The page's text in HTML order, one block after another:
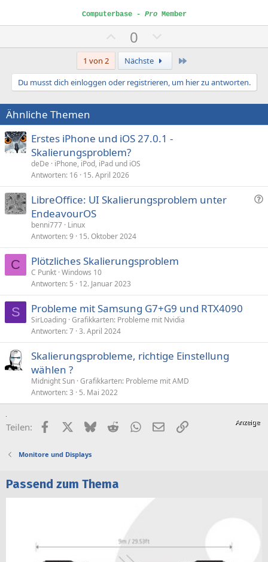
m
m
e
m
m
e
Computerbase - ProMember
o
s
i
t
i
v
e
S
t
i
m
m
0
e
g
a
t
i
v
e
m
m
1 von 2 Nächste
Du musst dich einloggen oder registrieren, um hier zu antworten.
Ähnliche Themen
Erstes iPhone und iOS 27.0.1 -
Skalierungsproblem?
deDe
iPhone, iPod, iPad und iOS
Antworten 16 15. April 2026
F
e
LibreOffice: UI Skalierungsproblem unter
EndeavourOS
benni777 Linux
Antworten 9 15. Oktober 2024
C Plötzliches Skalierungsproblem
C Punkt Windows 10
Antworten 5 12. Januar 2023
S Probleme mit Samsung G7+G9 und RTX4090
SirLoading Grafikkarten: Probleme mit Nvidia
Antworten 7 3. April 2024
Skalierungsprobleme, richtige Einstellung
wählen ?
Midnight Sun Grafikkarten: Probleme mit AMD
Antworten 3 5. Mai 2022
Teilen: FacebookX (Twitter)
BlueskyRedditWhatsApp
E-MailLink
Monitore und Displays
Passend zum Thema